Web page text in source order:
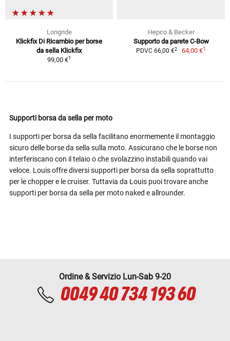
Longride
Klickfix Di Ricambio per borse
da sella Klickfix
99,00 €1
Hepco & Becker
Supporto da parete C-Bow
PDVC 66,00 €2 64,00 €1
Supporti borsa da sella per moto
I supporti per borsa da sella facilitano enormemente il montaggio
sicuro delle borse da sella sulla moto. Assicurano che le borse non
interferiscano con il telaio o che svolazzino instabili quando vai
veloce. Louis offre diversi supporti per borsa da sella soprattutto
per le chopper e le cruiser. Tuttavia da Louis puoi trovare anche
supporti per borsa da sella per moto naked e allrounder.
Ordine & Servizio Lun-Sab 9-20
0049 40 734 193 60